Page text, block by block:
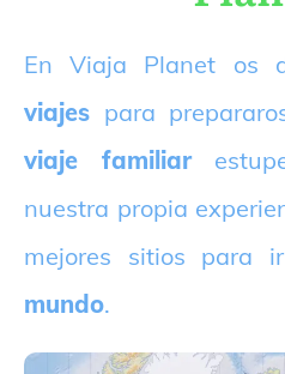
En Viaja Planet os
viajes para
viaje familiar
nuestra propia
mejores sitios para
mundo.